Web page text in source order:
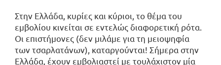
Στην Ελλάδα, κυρίες και κύριοι, το θέμα του
εμβολίου κινείται σε εντελώς διαφορετική ρότα.
Οι επιστήμονες (δεν μιλάμε για τη μειοψηφία
των τσαρλατάνων), καταργούνται! Σήμερα στην
Ελλάδα, έχουν εμβολιαστεί με τουλάχιστον μία